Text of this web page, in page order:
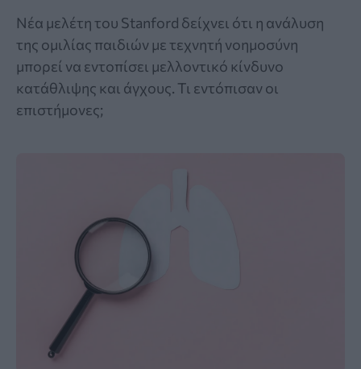
Νέα μελέτη του Stanford δείχνει ότι η ανάλυση
της ομιλίας παιδιών με τεχνητή νοημοσύνη
μπορεί να εντοπίσει μελλοντικό κίνδυνο
κατάθλιψης και άγχους. Τι εντόπισαν οι
επιστήμονες;